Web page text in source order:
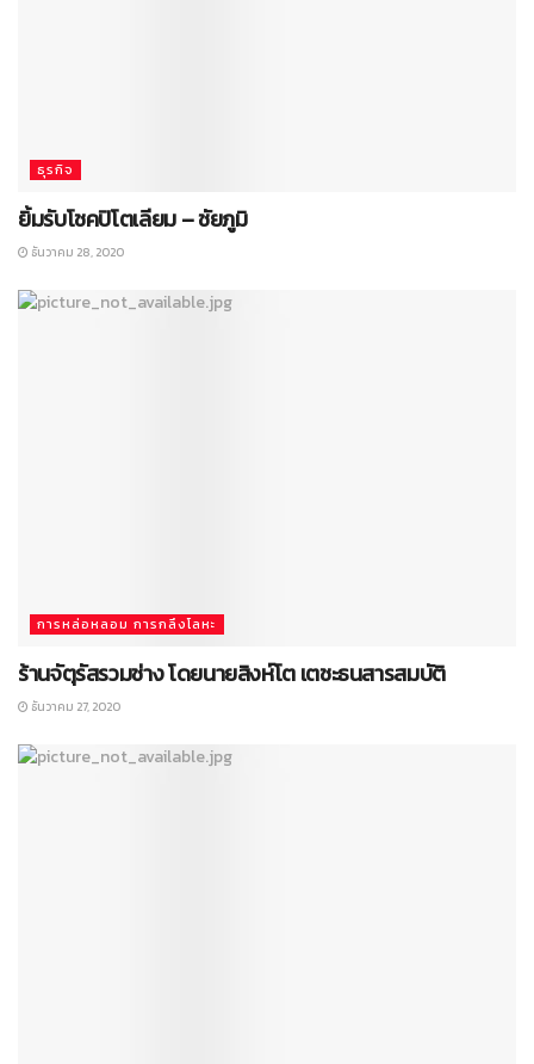
ธุรกิจ
ยิ้มรับโชคปิโตเลียม – ชัยภูมิ
ธันวาคม 28, 2020
การหล่อหลอม การกลึงโลหะ
ร้านจัตุรัสรวมช่าง โดยนายสิงห์โต เตชะธนสารสมบัติ
ธันวาคม 27, 2020